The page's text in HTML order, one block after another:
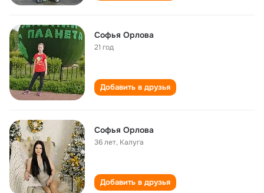
Софья Орлова
21 год
Добавить в друзья
Софья Орлова
36 лет, Калуга
Добавить в друзья